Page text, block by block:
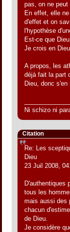
pas, on ne peut
En effet, elle
d'effet et on
l'hypothèse
Est-ce que
Je crois en
A propos, les
déjà fait la part
Dieu, donc
Ni schizo ni
Citation
Re: Les
Dieu
23 Juil 2008,
D'authentiques
tous les
mais aussi des
chacun
de Dieu.
Je considère